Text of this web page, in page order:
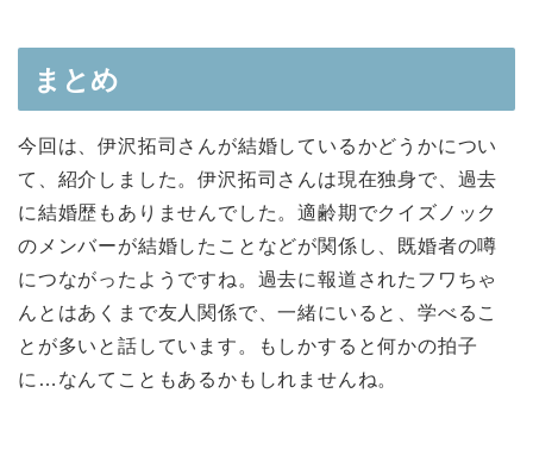
まとめ
今回は、伊沢拓司さんが結婚しているかどうかについ
て、紹介しました。伊沢拓司さんは現在独身で、過去
に結婚歴もありませんでした。適齢期でクイズノック
のメンバーが結婚したことなどが関係し、既婚者の噂
につながったようですね。過去に報道されたフワちゃ
んとはあくまで友人関係で、一緒にいると、学べるこ
とが多いと話しています。もしかすると何かの拍子
に…なんてこともあるかもしれませんね。